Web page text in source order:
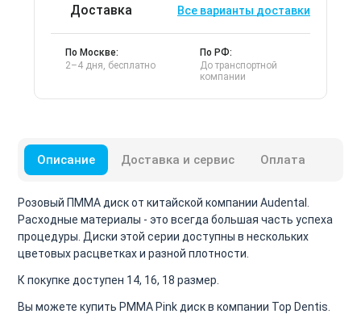
Доставка Все варианты доставки
По Москве:
2–4 дня, бесплатно
По РФ:
До транспортной
компании
Описание Доставка и сервис Оплата
Розовый ПММА диск от китайской компании Audental.
Расходные материалы - это всегда большая часть успеха
процедуры. Диски этой серии доступны в нескольких
цветовых расцветках и разной плотности.
К покупке доступен 14, 16, 18 размер.
Вы можете купить PMMA Pink диск в компании Top Dentis.